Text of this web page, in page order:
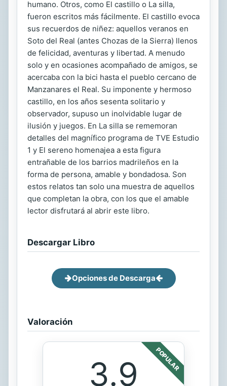
humano. Otros, como El castillo o La silla,
fueron escritos más fácilmente. El castillo evoca
sus recuerdos de niñez: aquellos veranos en
Soto del Real (antes Chozas de la Sierra) llenos
de felicidad, aventuras y libertad. A menudo
solo y en ocasiones acompañado de amigos, se
acercaba con la bici hasta el pueblo cercano de
Manzanares el Real. Su imponente y hermoso
castillo, en los años sesenta solitario y
observador, supuso un inolvidable lugar de
ilusión y juegos. En La silla se rememoran
detalles del magnífico programa de TVE Estudio
1 y El sereno homenajea a esta figura
entrañable de los barrios madrileños en la
forma de persona, amable y bondadosa. Son
estos relatos tan solo una muestra de aquellos
que completan la obra, con los que el amable
lector disfrutará al abrir este libro.
Descargar Libro
Opciones de Descarga
Valoración
POPULAR
3.9